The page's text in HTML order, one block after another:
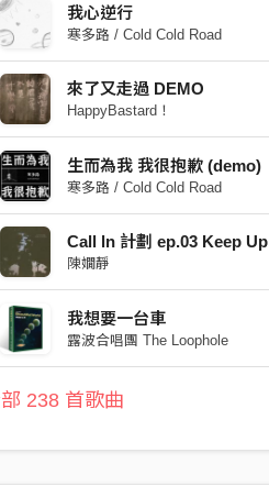
我心逆行
寒多路 / Cold Cold Road
來了又走過 DEMO
HappyBastard！
生而為我 我很抱歉 (demo)
寒多路 / Cold Cold Road
Call ln 計劃 ep.03 Keep Up
陳嫺靜
我想要一台車
露波合唱團 The Loophole
238 首歌曲